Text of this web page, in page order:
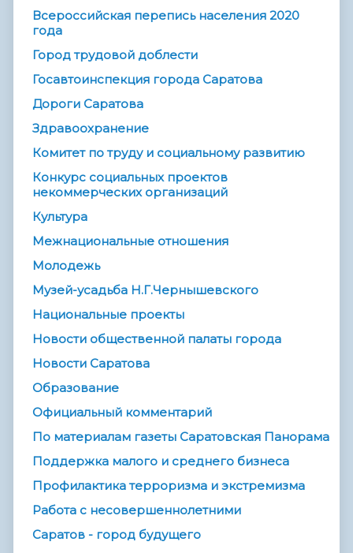
Всероссийская перепись населения 2020
года
Город трудовой доблести
Госавтоинспекция города Саратова
Дороги Саратова
Здравоохранение
Комитет по труду и социальному развитию
Конкурс социальных проектов
некоммерческих организаций
Культура
Межнациональные отношения
Молодежь
Музей-усадьба Н.Г.Чернышевского
Национальные проекты
Новости общественной палаты города
Новости Саратова
Образование
Официальный комментарий
По материалам газеты Саратовская Панорама
Поддержка малого и среднего бизнеса
Профилактика терроризма и экстремизма
Работа с несовершеннолетними
Саратов - город будущего